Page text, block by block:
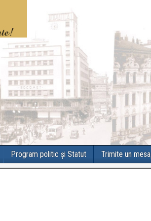
Program politic și Statut Trimite un